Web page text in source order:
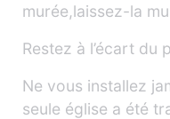
murée,laissez-la
Restez à l’écart du
Ne vous installez
seule église a été